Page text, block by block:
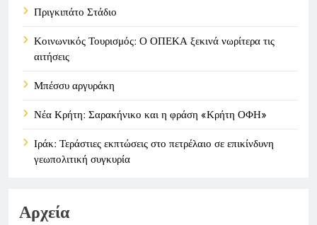
Πριγκιπάτο Στάδιο
Κοινωνικός Τουρισμός: Ο ΟΠΕΚΑ ξεκινά νωρίτερα τις
αιτήσεις
Μπέσσυ αργυράκη
Νέα Κρήτη: Σαρακήνικο και η φράση «Κρήτη ΟΦΗ»
Ιράκ: Τεράστιες εκπτώσεις στο πετρέλαιο σε επικίνδυνη
γεωπολιτική συγκυρία
Αρχεία